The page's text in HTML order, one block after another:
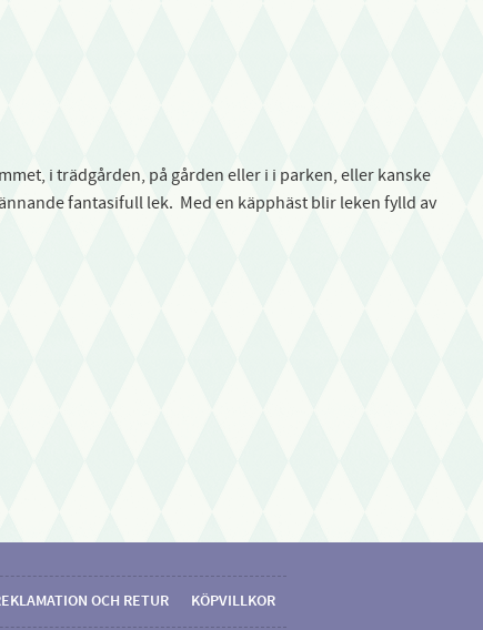
i trädgården, på gården eller i i parken, eller kanske
fantasifull lek. Med en käpphäst blir leken fylld av
OCH RETUR KÖPVILLKOR